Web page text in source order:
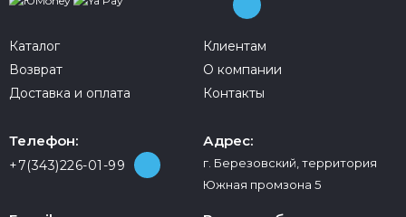
Каталог
Возврат
Доставка и оплата
Клиентам
О компании
Контакты
Телефон:
+7(343)226-01-99
Адрес:
г. Березовский, территория
Южная промзона 5